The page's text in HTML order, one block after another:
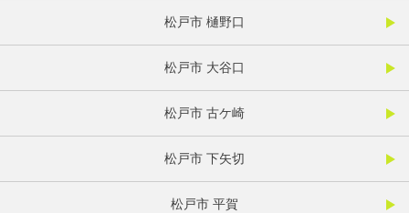
松戸市 樋野口
松戸市 大谷口
松戸市 古ケ崎
松戸市 下矢切
松戸市 平賀